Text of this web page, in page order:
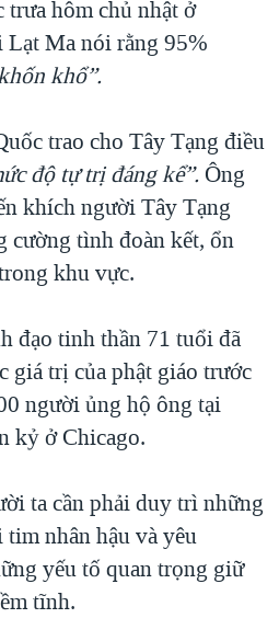
ĐƯỜNG
HẠ 'BÊN THẮNG CUỘC'
NAY
Ở VIỆT NAM
PHỦ VIỆT NAM
TRỘM HẢI SÂM
hôm chủ nhật ở
Ma nói rằng 95%
khổ”.
trao cho Tây Tạng điều
độ tự trị đáng kể”. Ông
khích người Tây Tạng
cường tình đoàn kết, ổn
khu vực.
đạo tinh thần 71 tuổi đã
giá trị của phật giáo trước
người ủng hộ ông tại
kỷ ở Chicago.
ta cần phải duy trì những
nhân hậu và yêu
yếu tố quan trọng giữ
tĩnh.